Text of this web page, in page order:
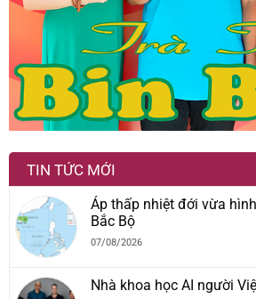
TIN TỨC MỚI
Áp thấp nhiệt đới vừa
Bắc Bộ
07/08/2026
Nhà khoa học AI người